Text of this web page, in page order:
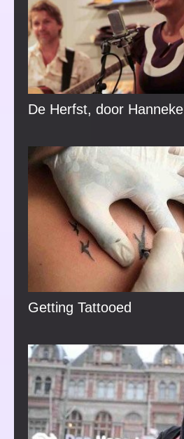
De Herfst, door Hanneke
Getting Tattooed